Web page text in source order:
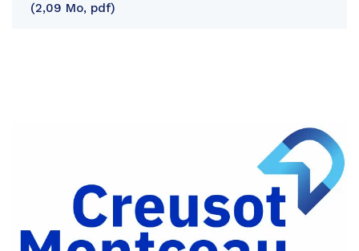
2,09 Mo, pdf
Facebook
Partager
Twitter
Partager
par